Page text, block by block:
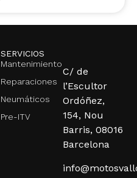
C/ de
l’Escultor
Ordóñez,
154, Nou
Barris, 08016
Barcelona
SERVICIOS
Mantenimiento
Reparaciones
Neumáticos
Pre-ITV